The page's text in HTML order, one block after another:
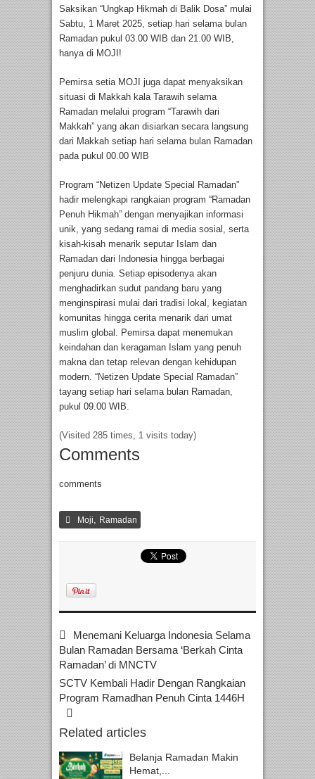
Saksikan “Ungkap Hikmah di Balik Dosa” mulai
Sabtu, 1 Maret 2025, setiap hari selama bulan
Ramadan pukul 03.00 WIB dan 21.00 WIB,
hanya di MOJI!
Pemirsa setia MOJI juga dapat menyaksikan
situasi di Makkah kala Tarawih selama
Ramadan melalui program “Tarawih dari
Makkah” yang akan disiarkan secara langsung
dari Makkah setiap hari selama bulan Ramadan
pada pukul 00.00 WIB
Program “Netizen Update Special Ramadan”
hadir melengkapi rangkaian program “Ramadan
Penuh Hikmah” dengan menyajikan informasi
unik, yang sedang ramai di media sosial, serta
kisah-kisah menarik seputar Islam dan
Ramadan dari Indonesia hingga berbagai
penjuru dunia. Setiap episodenya akan
menghadirkan sudut pandang baru yang
menginspirasi mulai dari tradisi lokal, kegiatan
komunitas hingga cerita menarik dari umat
muslim global. Pemirsa dapat menemukan
keindahan dan keragaman Islam yang penuh
makna dan tetap relevan dengan kehidupan
modern. “Netizen Update Special Ramadan”
tayang setiap hari selama bulan Ramadan,
pukul 09.00 WIB.
(Visited 285 times, 1 visits today)
Comments
comments
Moji Ramadan
Menemani Keluarga Indonesia Selama
Bulan Ramadan Bersama ‘Berkah Cinta
Ramadan’ di MNCTV
SCTV Kembali Hadir Dengan Rangkaian
Program Ramadhan Penuh Cinta 1446H
Related articles
Belanja Ramadan Makin
Hemat,...